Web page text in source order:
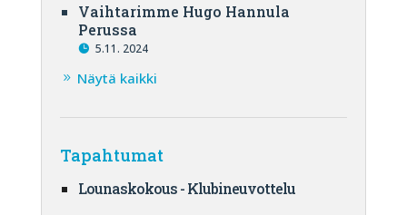
Vaihtarimme Hugo Hannula
Perussa
5.11. 2024
Näytä kaikki
Tapahtumat
Lounaskokous - Klubineuvottelu